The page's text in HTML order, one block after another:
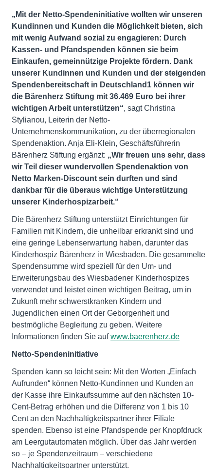
„Mit der Netto-Spendeninitiative wollten wir unseren
Kundinnen und Kunden die Möglichkeit bieten, sich
mit wenig Aufwand sozial zu engagieren: Durch
Kassen- und Pfandspenden können sie beim
Einkaufen, gemeinnützige Projekte fördern. Dank
unserer Kundinnen und Kunden und der steigenden
Spendenbereitschaft in Deutschland 1 können wir
die Bärenherz Stiftung mit 36.469 Euro bei ihrer
wichtigen Arbeit unterstützen“, sagt Christina
Stylianou, Leiterin der Netto-
Unternehmenskommunikation, zu der überregionalen
Spendenaktion. Anja Eli-Klein, Geschäftsführerin
Bärenherz Stiftung ergänzt: „Wir freuen uns sehr, dass
wir Teil dieser wundervollen Spendenaktion von
Netto Marken-Discount sein durften und sind
dankbar für die überaus wichtige Unterstützung
unserer Kinderhospizarbeit.“
Die Bärenherz Stiftung unterstützt Einrichtungen für
Familien mit Kindern, die unheilbar erkrankt sind und
eine geringe Lebenserwartung haben, darunter das
Kinderhospiz Bärenherz in Wiesbaden. Die gesammelte
Spendensumme wird speziell für den Um- und
Erweiterungsbau des Wiesbadener Kinderhospizes
verwendet und leistet einen wichtigen Beitrag, um in
Zukunft mehr schwerstkranken Kindern und
Jugendlichen einen Ort der Geborgenheit und
bestmögliche Begleitung zu geben. Weitere
Informationen finden Sie aufwww.baerenherz.de
Netto-Spendeninitiative
Spenden kann so leicht sein: Mit den Worten „Einfach
Aufrunden“ können Netto-Kundinnen und Kunden an
der Kasse ihre Einkaufssumme auf den nächsten 10-
Cent-Betrag erhöhen und die Differenz von 1 bis 10
Cent an den Nachhaltigkeitspartner ihrer Filiale
spenden. Ebenso ist eine Pfandspende per Knopfdruck
am Leergutautomaten möglich. Über das Jahr werden
so – je Spendenzeitraum – verschiedene
Nachhaltigkeitspartner unterstützt.